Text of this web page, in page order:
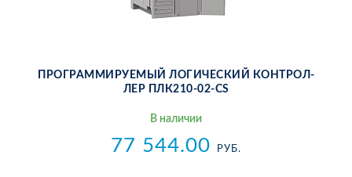
ПРО­ГРАМ­МИ­РУ­Е­МЫЙ ЛО­ГИ­ЧЕ­СКИЙ КОН­ТРОЛ­
ЛЕР ПЛ­К210-02-CS
В на­ли­чии
77 544.00 РУБ.